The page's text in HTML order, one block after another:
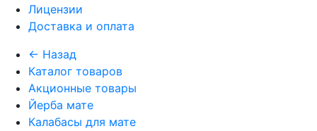
Лицензии
Доставка и оплата
← Назад
Каталог товаров
Акционные товары
Йерба мате
Калабасы для мате